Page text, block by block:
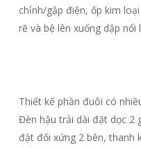
chỉnh/gập điện, ốp kim
rẽ và bệ lên xuống dập nổi
Thiết kế phần đuôi có
Đèn hậu trải dài đặt dọc 2
đặt đối xứng 2 bên, thanh